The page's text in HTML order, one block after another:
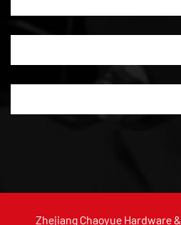
Zhejiang Chaoyue Hardware &